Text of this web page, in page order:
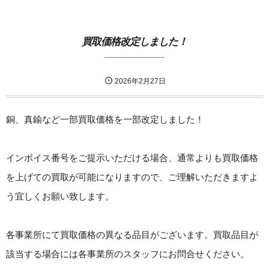
買取価格改定しました！
2026年2月27日
銅、真鍮など一部買取価格を一部改定しました！
インボイス番号をご提示いただける場合、通常よりも買取価格
を上げての買取が可能になりますので、ご理解いただきますよ
う宜しくお願い致します。
各事業所にて買取価格の異なる品目がございます。買取品目が
該当する場合には各事業所のスタッフにお問合せください。